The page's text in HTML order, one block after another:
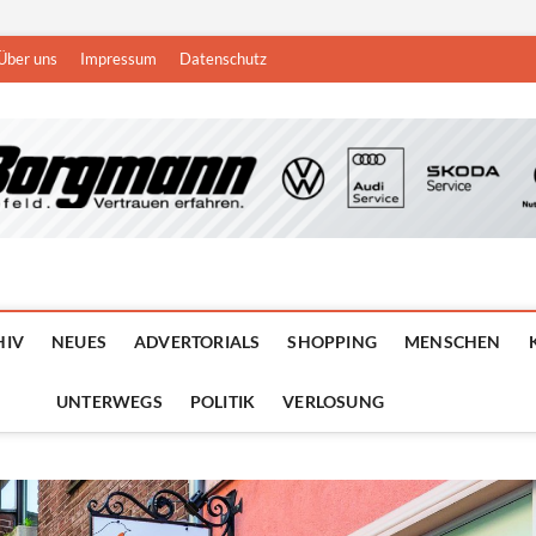
uns Impressum Datenschutz
NIEDERRHEIN
NEUES ADVERTORIALS SHOPPING MENSCHEN
UNTERWEGS POLITIK VERLOSUNG